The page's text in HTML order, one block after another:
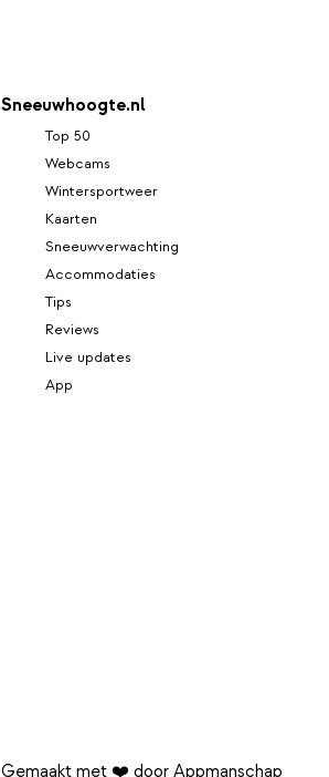
Sneeuwhoogte.nl
Top 50
Webcams
Wintersportweer
Kaarten
Sneeuwverwachting
Accommodaties
Tips
Reviews
Live updates
App
Gemaakt met ❤️ door Appmanschap